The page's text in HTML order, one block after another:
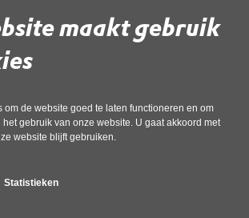
maakt gebruik
om de website goed te laten functioneren en om
gebruik van onze website. U gaat akkoord met
website blijft gebruiken.
Statistieken